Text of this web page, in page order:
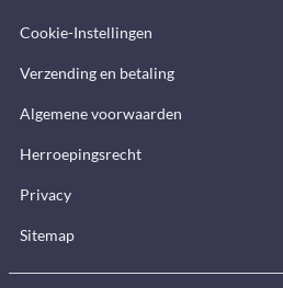
Cookie-Instellingen
Verzending en betaling
Algemene voorwaarden
Herroepingsrecht
Privacy
Sitemap